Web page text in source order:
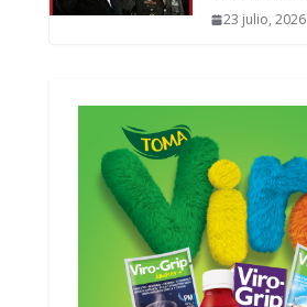
23 julio, 2026